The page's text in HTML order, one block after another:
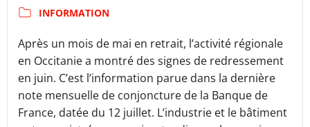
INFORMATION
Après un mois de mai en retrait, l’activité régionale
en Occitanie a montré des signes de redressement
en juin. C’est l’information parue dans la dernière
note mensuelle de conjoncture de la Banque de
France, datée du 12 juillet. L’industrie et le bâtiment